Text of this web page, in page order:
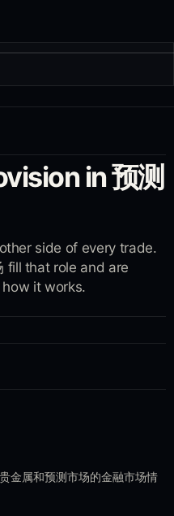
in 预测
side of every trade.
fill that role and are
it works.
金属和预测市场的金融市场情